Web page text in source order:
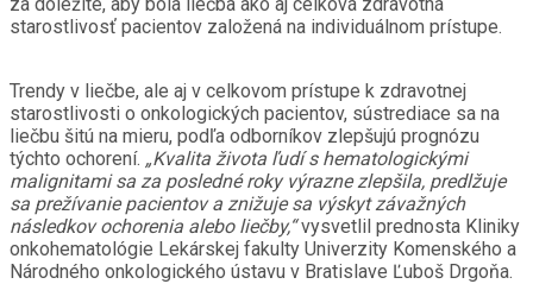
starostlivosť pacientov založená na individuálnom prístupe.
Trendy v liečbe, ale aj v celkovom prístupe k zdravotnej
starostlivosti o onkologických pacientov, sústrediace sa na
liečbu šitú na mieru, podľa odborníkov zlepšujú prognózu
týchto ochorení. „Kvalita života ľudí s hematologickými
malignitami sa za posledné roky výrazne zlepšila, predlžuje
sa prežívanie pacientov a znižuje sa výskyt závažných
následkov ochorenia alebo liečby,“vysvetlil prednosta Kliniky
onkohematológie Lekárskej fakulty Univerzity Komenského a
Národného onkologického ústavu v Bratislave Ľuboš Drgoňa.